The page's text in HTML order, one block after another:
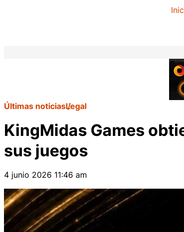
Últimas noticiasLegal
KingMidas Games
sus juegos
4 junio 2026 11:46 am